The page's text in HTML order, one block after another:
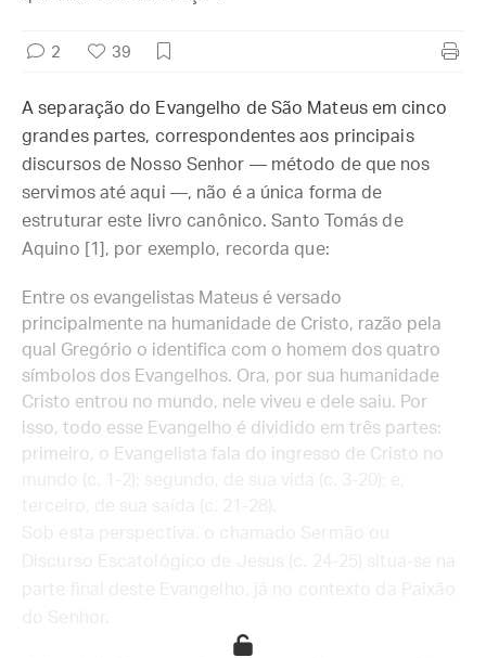
2 39
A separação do Evangelho de São Mateus em cinco
grandes partes, correspondentes aos principais
discursos de Nosso Senhor — método de que nos
servimos até aqui —, não é a única forma de
estruturar este livro canônico. Santo Tomás de
Aquino [1], por exemplo, recorda que:
Entre os evangelistas Mateus é versado
principalmente na humanidade de Cristo, razão pela
qual Gregório o identifica com o homem dos quatro
símbolos dos Evangelhos. Ora, por sua humanidade
Cristo entrou no mundo, nele viveu e dele saiu. Por
isso, todo esse Evangelho é dividido em três partes:
primeiro, o Evangelista fala do ingresso de Cristo no